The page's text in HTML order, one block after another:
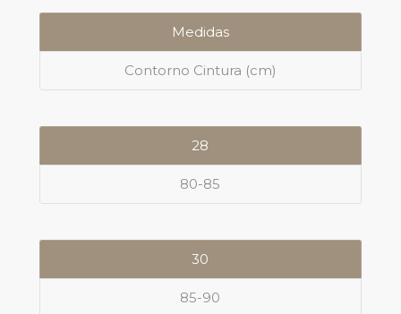
Medidas
Contorno Cintura (cm)
28
80-85
30
85-90